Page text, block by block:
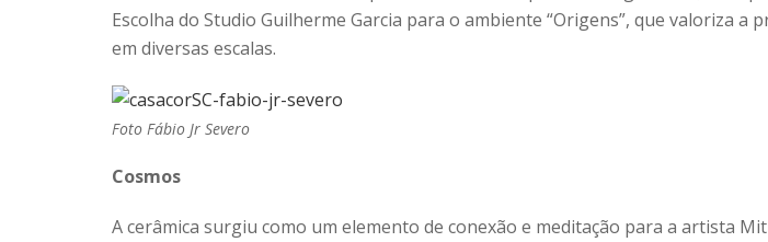
Escolha do Studio Guilherme Garcia para o ambiente “Origens”, que valoriza a
em diversas escalas.
Foto Fábio Jr Severo
Cosmos
A cerâmica surgiu como um elemento de conexão e meditação para a artista